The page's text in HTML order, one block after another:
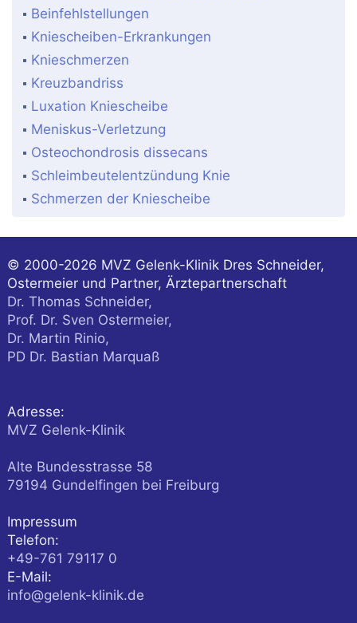
Beinfehlstellungen
Kniescheiben-Erkrankungen
Knieschmerzen
Kreuzbandriss
Luxation Kniescheibe
Meniskus-Verletzung
Osteochondrosis dissecans
Schleimbeutelentzündung Knie
Schmerzen der Kniescheibe
© 2000-2026 MVZ Gelenk-Klinik Dres Schneider,
Ostermeier und Partner, Ärztepartnerschaft
Dr. Thomas Schneider,
Prof. Dr. Sven Ostermeier,
Dr. Martin Rinio,
PD Dr. Bastian Marquaß
Adresse:
MVZ Gelenk-Klinik
Alte Bundesstrasse 58
79194 Gundelfingen bei Freiburg
Impressum
Telefon:
+49-761 79117 0
E-Mail:
info@gelenk-klinik.de